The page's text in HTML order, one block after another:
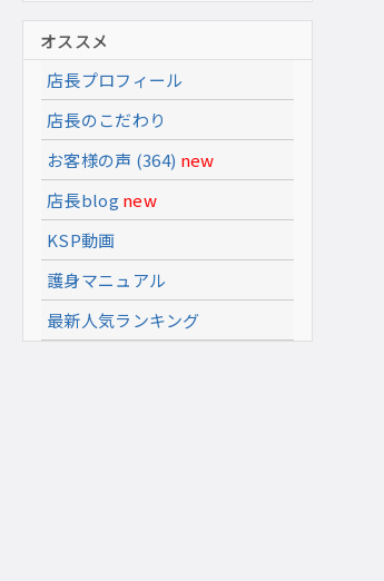
オススメ
店長プロフィール
店長のこだわり
お客様の声 (364) new
店長blog new
KSP動画
護身マニュアル
最新人気ランキング